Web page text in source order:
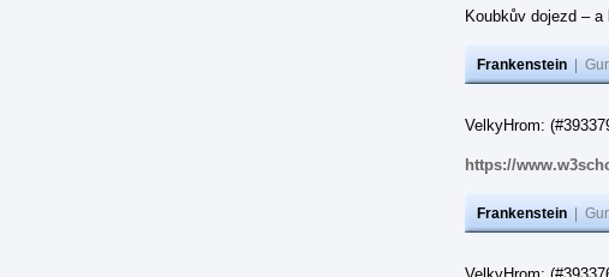
Koubkův dojezd –
Frankenstein
VelkyHrom:
https://
Frankenstein